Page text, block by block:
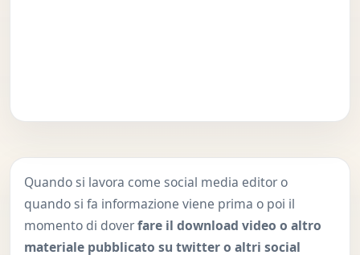
Quando si lavora come social media editor o
quando si fa informazione viene prima o poi il
momento di doverfare il download video o altro
materiale pubblicato su twitter o altri social